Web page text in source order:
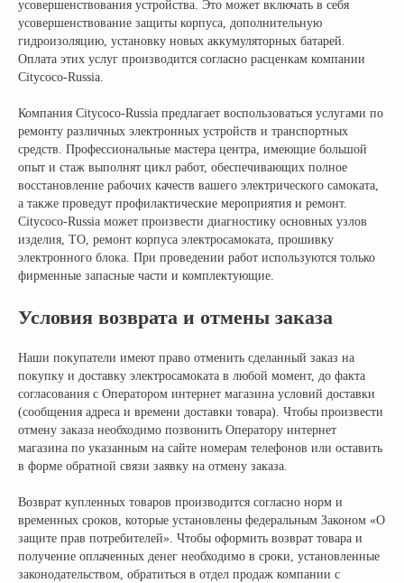
усовершенствования устройства. Это может включать в себя
усовершенствование защиты корпуса, дополнительную
гидроизоляцию, установку новых аккумуляторных батарей.
Оплата этих услуг производится согласно расценкам компании
Citycoco-Russia.
Компания Citycoco-Russia предлагает воспользоваться услугами по
ремонту различных электронных устройств и транспортных
средств. Профессиональные мастера центра, имеющие большой
опыт и стаж выполнят цикл работ, обеспечивающих полное
восстановление рабочих качеств вашего электрического самоката,
а также проведут профилактические мероприятия и ремонт.
Citycoco-Russia может произвести диагностику основных узлов
изделия, ТО, ремонт корпуса электросамоката, прошивку
электронного блока. При проведении работ используются только
фирменные запасные части и комплектующие.
Условия возврата и отмены заказа
Наши покупатели имеют право отменить сделанный заказ на
покупку и доставку электросамоката в любой момент, до факта
согласования с Оператором интернет магазина условий доставки
(сообщения адреса и времени доставки товара). Чтобы произвести
отмену заказа необходимо позвонить Оператору интернет
магазина по указанным на сайте номерам телефонов или оставить
в форме обратной связи заявку на отмену заказа.
Возврат купленных товаров производится согласно норм и
временных сроков, которые установлены федеральным Законом «О
защите прав потребителей». Чтобы оформить возврат товара и
получение оплаченных денег необходимо в сроки, установленные
законодательством, обратиться в отдел продаж компании с